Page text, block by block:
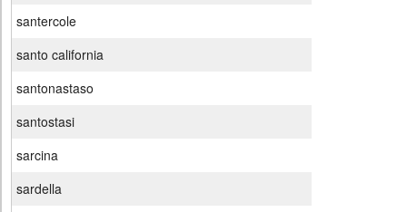
santercole
santo california
santonastaso
santostasi
sarcina
sardella